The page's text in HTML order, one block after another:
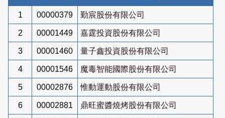
1 00000379 勤宸股份有限公司
2 00001449 嘉霆投資股份有限公司
3 00001460 量子鑫投資股份有限公司
4 00001546 魔毒智能國際股份有限公司
5 00002876 惟動運動股份有限公司
6 00002881 鼎旺蜜醬燒烤股份有限公司